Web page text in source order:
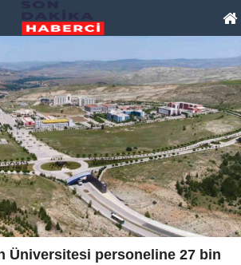
Üniversitesi personeline 27 bin